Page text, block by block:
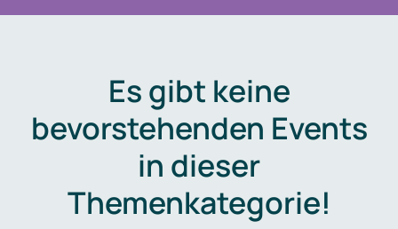
Es gibt keine
bevorstehenden Events
in dieser
Themenkategorie!